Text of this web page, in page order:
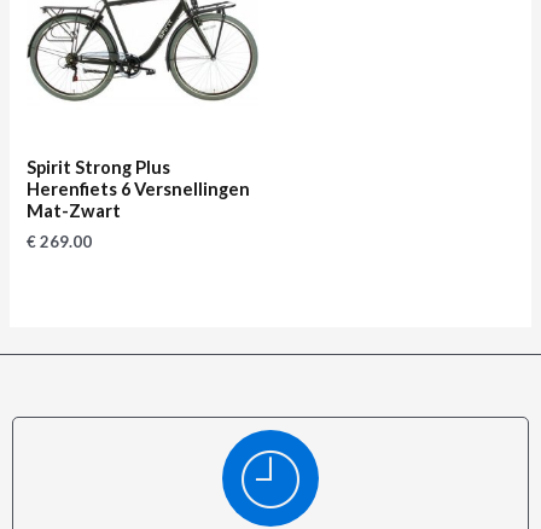
Spirit Strong Plus
Herenfiets 6 Versnellingen
Mat-Zwart
€269.00